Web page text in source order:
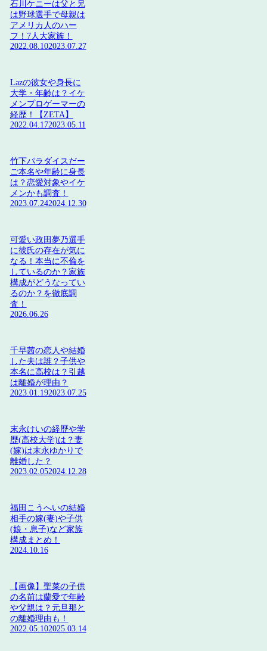
石川ケニーは父と兄
は野球選手で母親は
アメリカ人のハー
フ！7人大家族！
2022.08.102023.07.27
Lazの彼女や身長に
大学・年齢は？イケ
メンプロゲーマーの
経歴！【ZETA】
2022.04.172023.05.11
竹下パラダイスだー
ご本名や年齢に身長
は？恋愛対象やイケ
メンかも調査！
2023.07.242024.12.30
可愛い政田夢乃選手
に彼氏の存在が気に
なる！本当に不倫を
しているのか？家族
構成がどうなってい
るのか？を徹底調
査！
2026.06.26
千早茜の恋人や結婚
した夫は誰？子供や
本名に高校は？引越
は離婚が理由？
2023.01.192023.07.25
末永けいの経歴や学
歴(高校大学)は？妻
(嫁)は末永ゆかりで
離婚した？
2023.02.052024.12.28
福田こうへいの結婚
相手の嫁(妻)や子供
(娘・息子)など家族
構成まとめ！
2024.10.16
【画像】聖菜の子供
の名前は蘭愛で年齢
や父親は？元旦那と
の離婚理由も！
2022.05.102025.03.14